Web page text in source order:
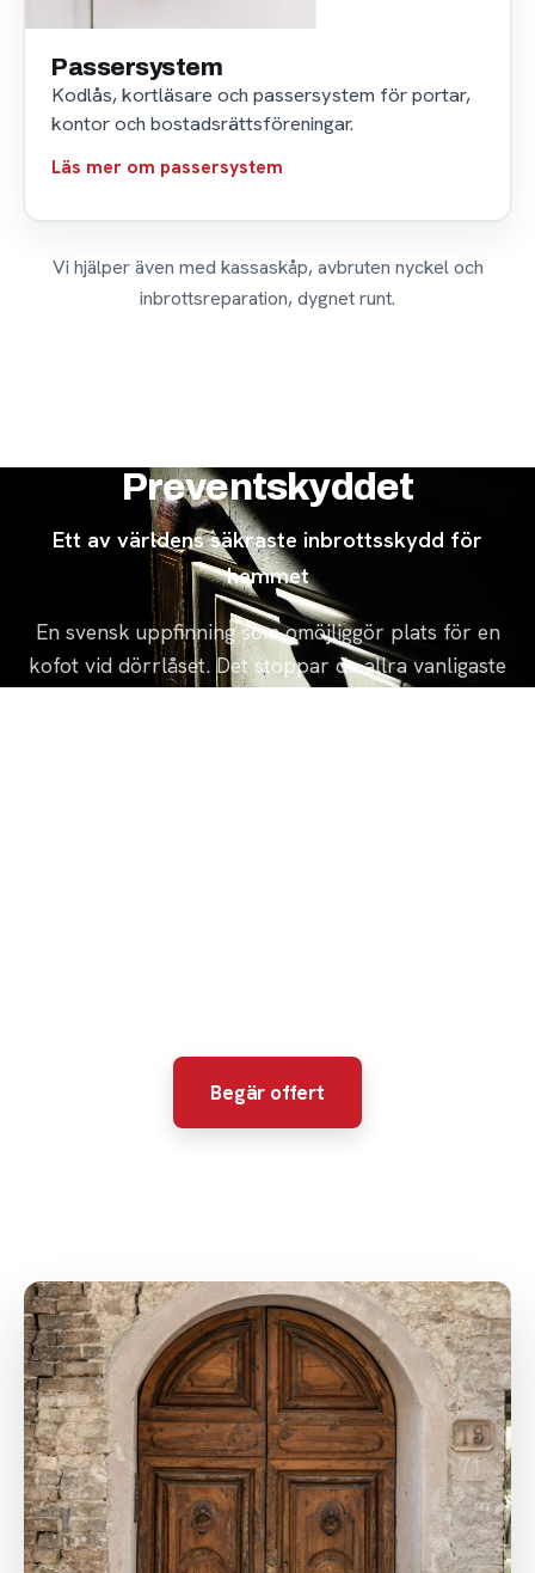
Passersystem
Kodlås, kortläsare och passersystem för portar,
kontor och bostadsrättsföreningar.
Läs mer om passersystem
Vi hjälper även med kassaskåp, avbruten nyckel och
inbrottsreparation, dygnet runt.
Preventskyddet
Ett av världens säkraste inbrottsskydd för
hemmet
En svensk uppfinning som omöjliggör plats för en
kofot vid dörrlåset. Det stoppar de allra vanligaste
Begär offert